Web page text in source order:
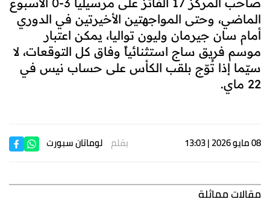
الماضي، وحتى المواجهتين الأخيرتين في الدوري
أمام سان جيرمان وليون تواليا، يمكن اعتبار
موسم فريق ساج استثنائياً وفاق كل التوقعات، لا
سيّما إذا تُوّج بلقب الكأس على حساب نيس في
22 ماي.
08 مايو 2026 | 13:03 بقلم لوماتان سبورت
مقالات مماثلة